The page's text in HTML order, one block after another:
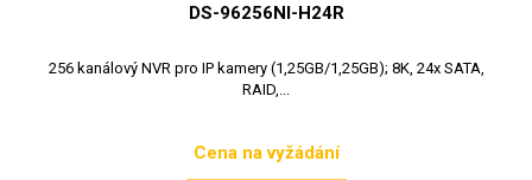
DS-96256NI-H24R
256 kanálový NVR pro IP kamery (1,25GB/1,25GB); 8K, 24x SATA,
RAID,...
Cena
Cena na vyžádání